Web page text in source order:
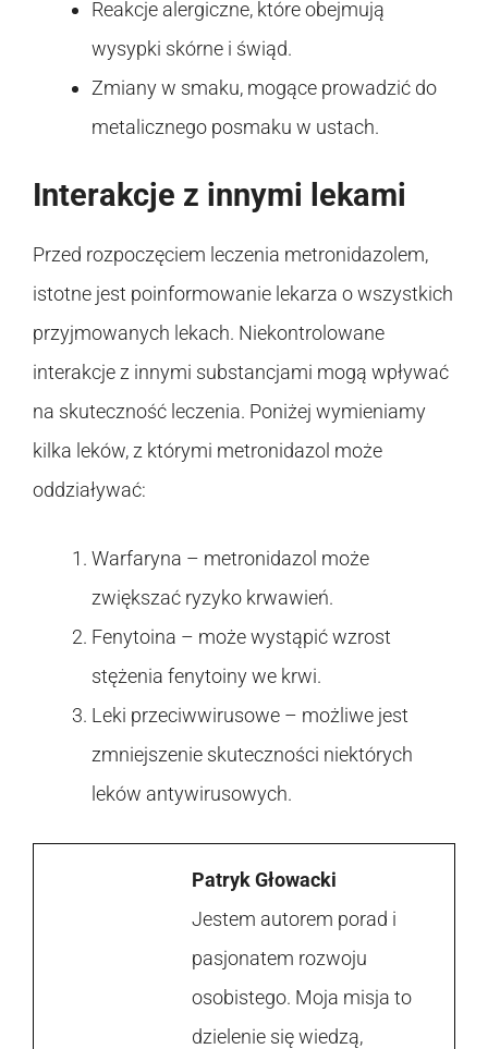
Reakcje alergiczne, które obejmują
wysypki skórne i świąd.
Zmiany w smaku, mogące prowadzić do
metalicznego posmaku w ustach.
Interakcje z innymi lekami
Przed rozpoczęciem leczenia metronidazolem,
istotne jest poinformowanie lekarza o wszystkich
przyjmowanych lekach. Niekontrolowane
interakcje z innymi substancjami mogą wpływać
na skuteczność leczenia. Poniżej wymieniamy
kilka leków, z którymi metronidazol może
oddziaływać:
Warfaryna – metronidazol może
zwiększać ryzyko krwawień.
Fenytoina – może wystąpić wzrost
stężenia fenytoiny we krwi.
Leki przeciwwirusowe – możliwe jest
zmniejszenie skuteczności niektórych
leków antywirusowych.
Patryk Głowacki
Jestem autorem porad i
pasjonatem rozwoju
osobistego. Moja misja to
dzielenie się wiedzą,